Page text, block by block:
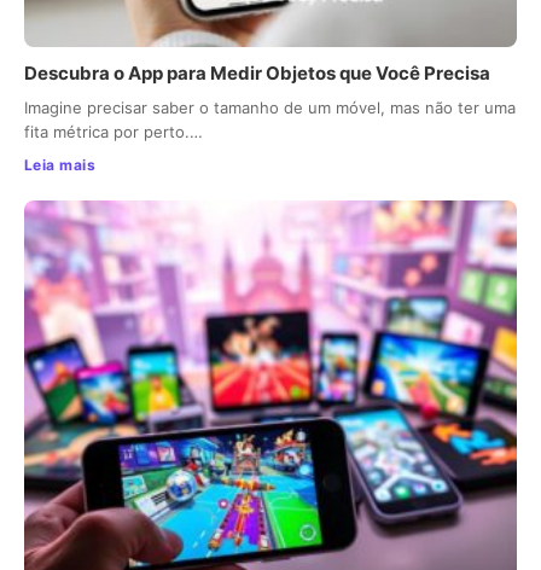
Descubra o App para Medir Objetos que Você Precisa
Imagine precisar saber o tamanho de um móvel, mas não ter uma
fita métrica por perto.…
Leia mais